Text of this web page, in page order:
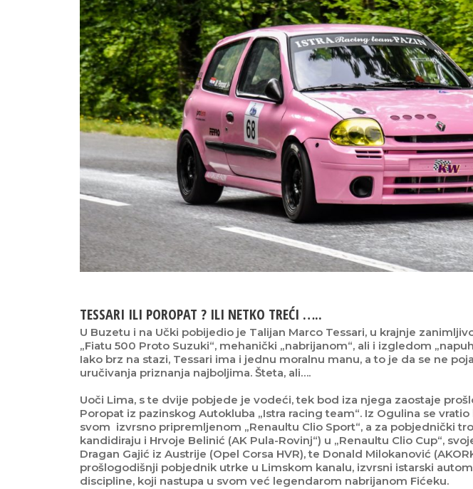
TESSARI ILI POROPAT ? ILI NETKO TREĆI …..
U Buzetu i na Učki pobijedio je Talijan Marco Tessari, u krajnje
„Fiatu 500 Proto Suzuki“, mehanički „nabrijanom“, ali i izgledom
Iako brz na stazi, Tessari ima i jednu moralnu manu, a to je da se ne
uručivanja priznanja najboljima. Šteta, ali….
Uoči Lima, s te dvije pobjede je vodeći, tek bod iza njega zaostaje
Poropat iz pazinskog Autokluba „Istra racing team“. Iz Ogulina se
svom izvrsno pripremljenom „Renaultu Clio Sport“, a za pobjednički
kandidiraju i Hrvoje Belinić (AK Pula-Rovinj“) u „Renaultu Clio Cup“,
Dragan Gajić iz Austrije (Opel Corsa HVR), te Donald Milokanović
prošlogodišnji pobjednik utrke u Limskom kanalu, izvrsni istarski
discipline, koji nastupa u svom već legendarom nabrijanom Fićeku.